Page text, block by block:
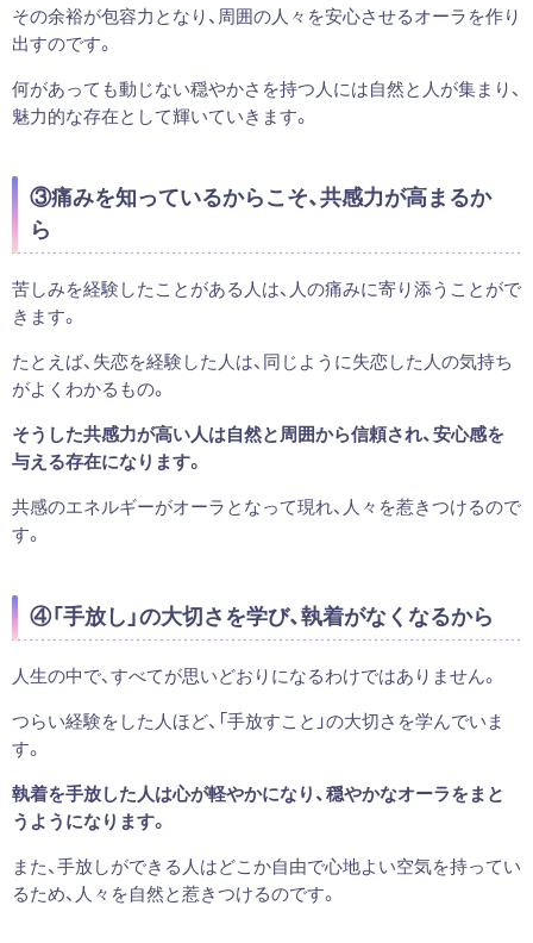
その余裕が包容力となり、周囲の人々を安心させるオーラを作り
出すのです。
何があっても動じない穏やかさを持つ人には自然と人が集まり、
魅力的な存在として輝いていきます。
③痛みを知っているからこそ、共感力が高まるか
ら
苦しみを経験したことがある人は、人の痛みに寄り添うことがで
きます。
たとえば、失恋を経験した人は、同じように失恋した人の気持ち
がよくわかるもの。
そうした共感力が高い人は自然と周囲から信頼され、安心感を
与える存在になります。
共感のエネルギーがオーラとなって現れ、人々を惹きつけるので
す。
④「手放し」の大切さを学び、執着がなくなるから
人生の中で、すべてが思いどおりになるわけではありません。
つらい経験をした人ほど、「手放すこと」の大切さを学んでいま
す。
執着を手放した人は心が軽やかになり、穏やかなオーラをまと
うようになります。
また、手放しができる人はどこか自由で心地よい空気を持ってい
るため、人々を自然と惹きつけるのです。